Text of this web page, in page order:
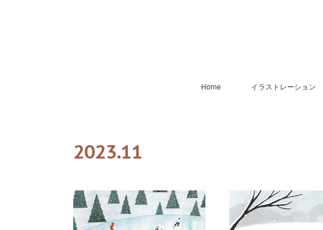
Home イラストレーション
2023.11